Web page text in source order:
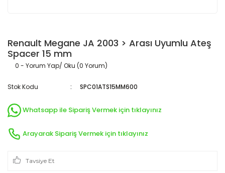
Renault Megane JA 2003 > Arası Uyumlu Ateş
Spacer 15 mm
0 - Yorum Yap/ Oku (0 Yorum)
Stok Kodu SPC01ATS15MM600
Whatsapp ile Sipariş Vermek için tıklayınız
Arayarak Sipariş Vermek için tıklayınız
Tavsiye Et